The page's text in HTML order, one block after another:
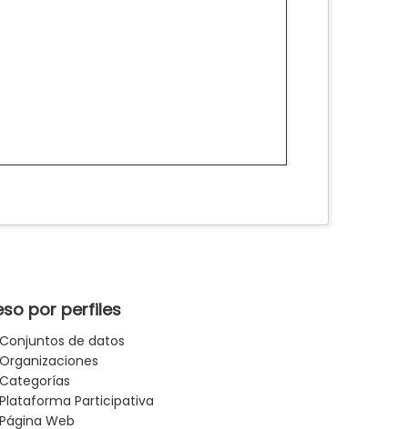
por perfiles
Conjuntos de datos
Organizaciones
Categorías
Plataforma Participativa
Página Web